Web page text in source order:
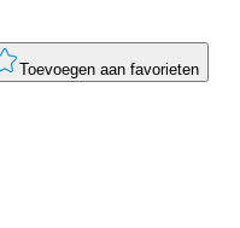
Toevoegen aan favorieten